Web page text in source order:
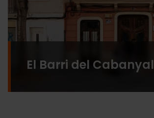
El Barri del Cabanyal